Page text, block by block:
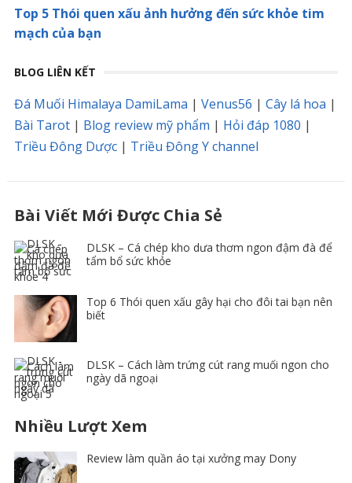
Top 5 Thói quen xấu ảnh hưởng đến sức khỏe tim
mạch của bạn
BLOG LIÊN KẾT
Đá Muối Himalaya DamiLama | Venus56 | Cây lá hoa |
Bài Tarot| Blog review mỹ phẩm | Hỏi đáp 1080 |
Triều Đông Dược| Triều Đông Y channel
Bài Viết Mới Được Chia Sẻ
DLSK – Cá chép kho dưa thơm ngon đậm đà để
tẩm bổ sức khỏe
Top 6 Thói quen xấu gây hại cho đôi tai bạn nên
biết
DLSK – Cách làm trứng cút rang muối ngon cho
ngày dã ngoại
Nhiều Lượt Xem
Review làm quần áo tại xưởng may Dony